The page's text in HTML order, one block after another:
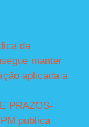
da
manter
aplicada a
PRAZOS-
publica